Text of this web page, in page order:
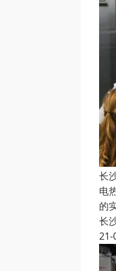
长
电
的
长
21-